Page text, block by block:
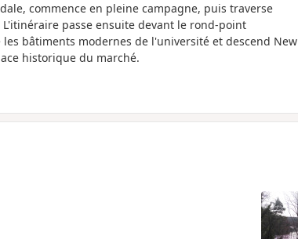
commence en pleine campagne, puis traverse
passe ensuite devant le rond-point
bâtiments modernes de l'université et descend New
historique du marché.